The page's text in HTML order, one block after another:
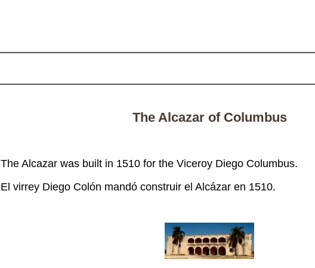
The Alcazar of Columbus
The Alcazar was built in 1510 for the Viceroy Diego Columbus.
El virrey Diego Colón mandó construir el Alcázar en 1510.